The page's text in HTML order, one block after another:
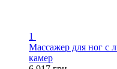
1
Массажер для ног с
камер